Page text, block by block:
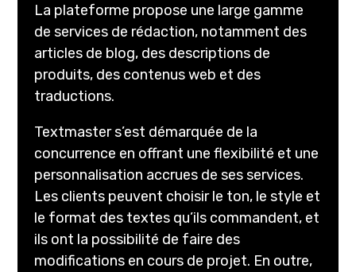
La plateforme propose une large gamme
de services de rédaction, notamment des
articles de blog, des descriptions de
produits, des contenus web et des
traductions.
Textmaster s’est démarquée de la
concurrence en offrant une flexibilité et une
personnalisation accrues de ses services.
Les clients peuvent choisir le ton, le style et
le format des textes qu’ils commandent, et
ils ont la possibilité de faire des
modifications en cours de projet. En outre,